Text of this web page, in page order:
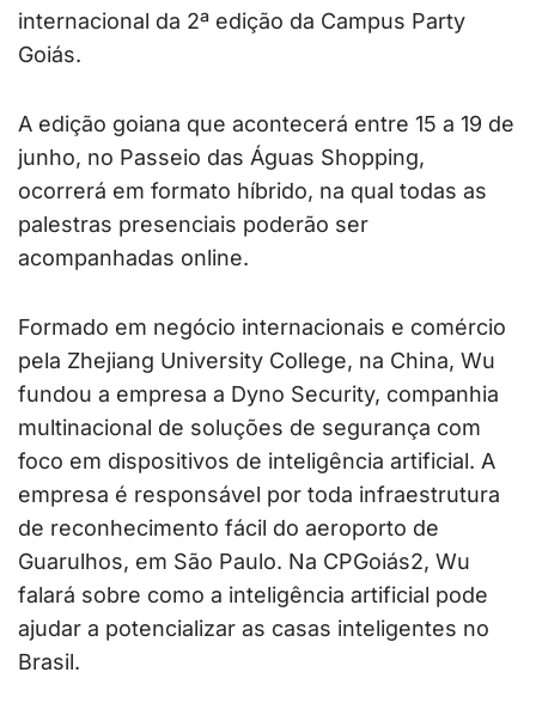
internacional da 2ª edição da Campus Party
Goiás.
A edição goiana que acontecerá entre 15 a 19 de
junho, no Passeio das Águas Shopping,
ocorrerá em formato híbrido, na qual todas as
palestras presenciais poderão ser
acompanhadas online.
Formado em negócio internacionais e comércio
pela Zhejiang University College, na China, Wu
fundou a empresa a Dyno Security, companhia
multinacional de soluções de segurança com
foco em dispositivos de inteligência artificial. A
empresa é responsável por toda infraestrutura
de reconhecimento fácil do aeroporto de
Guarulhos, em São Paulo. Na CPGoiás2, Wu
falará sobre como a inteligência artificial pode
ajudar a potencializar as casas inteligentes no
Brasil.